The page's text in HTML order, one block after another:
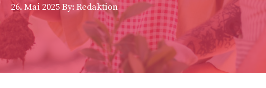
26. Mai 2025 By: Redaktion